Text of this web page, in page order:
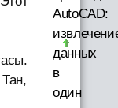
AutoCAD:
данных
в
один